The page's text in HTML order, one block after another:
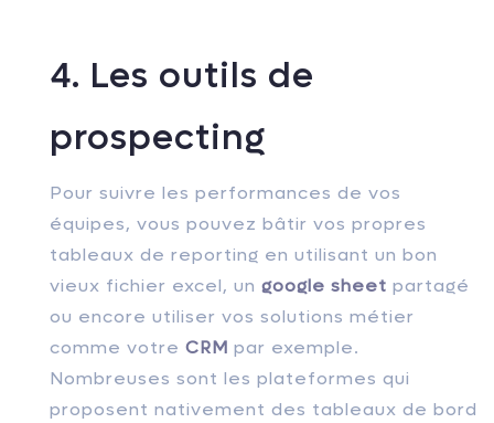
4. Les outils de
prospecting
Pour suivre les performances de vos
équipes, vous pouvez bâtir vos propres
tableaux de reporting en utilisant un bon
vieux fichier excel, un google sheet partagé
ou encore utiliser vos solutions métier
comme votre CRM par exemple.
Nombreuses sont les plateformes qui
proposent nativement des tableaux de bord